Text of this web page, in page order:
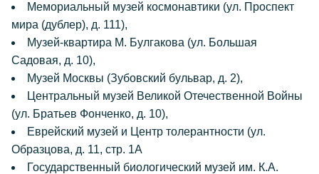
Мемориальный музей космонавтики (ул. Проспект
мира (дублер), д. 111),
Музей-квартира М. Булгакова (ул. Большая
Садовая, д. 10),
Музей Москвы (Зубовский бульвар, д. 2),
Центральный музей Великой Отечественной Войны
(ул. Братьев Фонченко, д. 10),
Еврейский музей и Центр толерантности (ул.
Образцова, д. 11, стр. 1А
Государственный биологический музей им. К.А.